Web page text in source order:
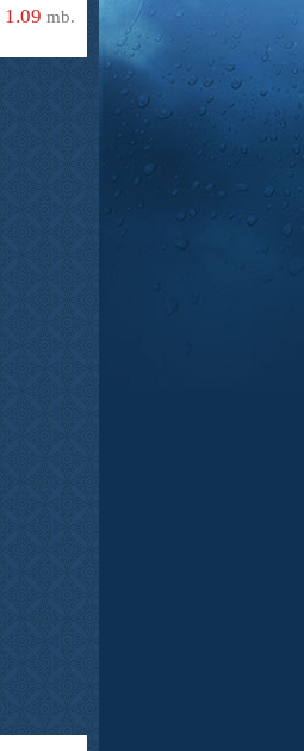
1.09 mb.